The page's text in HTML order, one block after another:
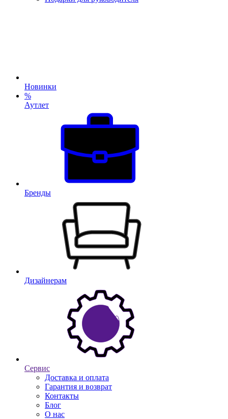
Новинки
%
Аутлет
Бренды
Дизайнерам
Сервис
Доставка и оплата
Гарантия и возврат
Контакты
Блог
О нас